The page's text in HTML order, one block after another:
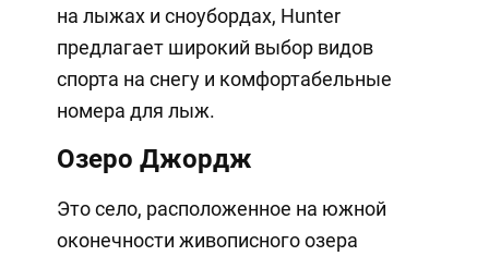
на лыжах и сноубордах, Hunter
предлагает широкий выбор видов
спорта на снегу и комфортабельные
номера для лыж.
Озеро Джордж
Это село, расположенное на южной
оконечности живописного озера